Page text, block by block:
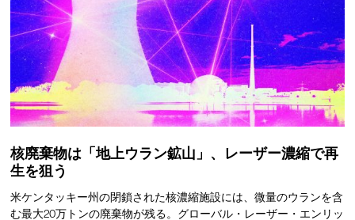
核廃棄物は「地上ウラン鉱山」、レーザー濃縮で再
生を狙う
米ケンタッキー州の閉鎖された核濃縮施設には、微量のウランを含
む最大20万トンの廃棄物が残る。グローバル・レーザー・エンリッ